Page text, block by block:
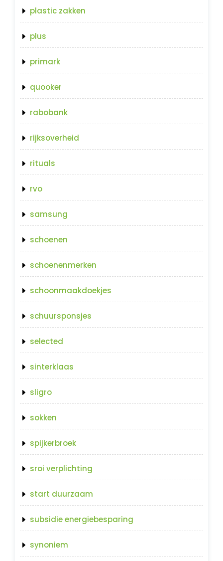
plastic zakken
plus
primark
quooker
rabobank
rijksoverheid
rituals
rvo
samsung
schoenen
schoenenmerken
schoonmaakdoekjes
schuursponsjes
selected
sinterklaas
sligro
sokken
spijkerbroek
sroi verplichting
start duurzaam
subsidie energiebesparing
synoniem